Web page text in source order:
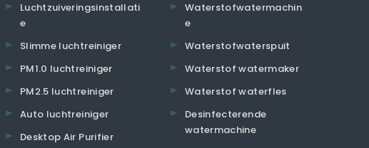
Luchtzuiveringsinstallati
e
Slimme luchtreiniger
PM1.0 luchtreiniger
PM2.5 luchtreiniger
Auto luchtreiniger
Desktop Air Purifier
Waterstofwatermachin
e
Waterstofwaterspuit
Waterstof watermaker
Waterstof waterfles
Desinfecterende
watermachine